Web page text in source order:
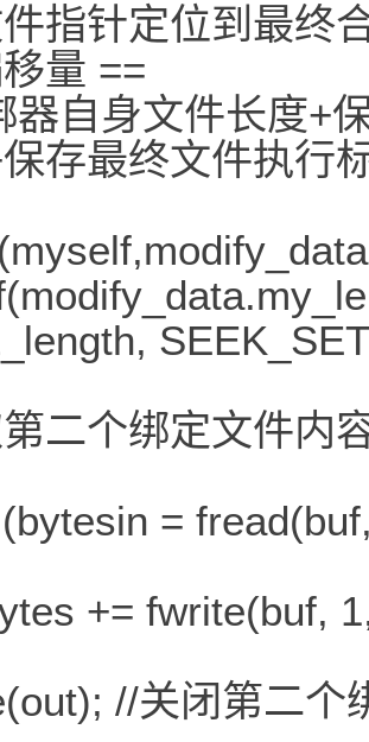
指针定位到最终
量 ==
器自身文件长度+
存最终文件执行
二个绑定文件内
=
+= fwrite(buf,
//关闭第二个